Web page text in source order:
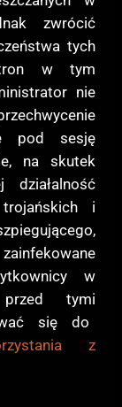
zwrócić
tych
w tym
nie
pod sesję
na skutek
działalność
i
w
tymi
się do
z